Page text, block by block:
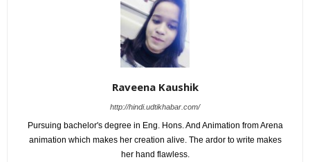
Raveena Kaushik
http://hindi.udtikhabar.com/
Pursuing bachelor's degree in Eng. Hons. And Animation from Arena
animation which makes her creation alive. The ardor to write makes
her hand flawless.